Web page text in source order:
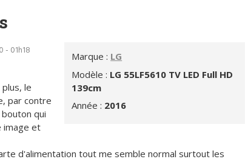
Marque : LG
Modèle : LG 55LF5610 TV LED Full HD
139cm
Année : 2016
- 01h18
le
par contre
qui
image et
d'alimentation tout me semble normal surtout les